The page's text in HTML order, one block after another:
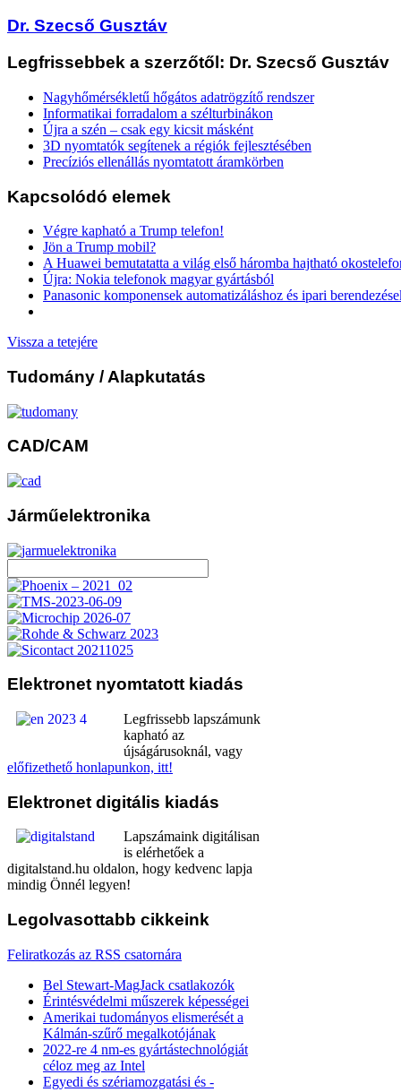
Dr. Szecső Gusztáv
Legfrissebbek a szerzőtől: Dr. Szecső Gusztáv
Nagyhőmérsékletű hőgátos adatrögzítő rendszer
Informatikai forradalom a szélturbinákon
Újra a szén – csak egy kicsit másként
3D nyomtatók segítenek a régiók fejlesztésében
Precíziós ellenállás nyomtatott áramkörben
Kapcsolódó elemek
Végre kapható a Trump telefon!
Jön a Trump mobil?
A Huawei bemutatatta a világ első háromba hajtható
Újra: Nokia telefonok magyar gyártásból
Panasonic komponensek automatizáláshoz és ipari
Vissza a tetejére
Tudomány / Alapkutatás
CAD/CAM
Járműelektronika
Elektronet nyomtatott kiadás
Legfrissebb lapszámunk
kapható az
újságárusoknál, vagy
előfizethető honlapunkon, itt!
Elektronet digitális kiadás
Lapszámaink digitálisan
is elérhetőek a
digitalstand.hu oldalon, hogy kedvenc lapja
mindig Önnél legyen!
Legolvasottabb cikkeink
Feliratkozás az RSS csatornára
Bel Stewart-MagJack csatlakozók
Érintésvédelmi műszerek képességei
Amerikai tudományos elismerését a
Kálmán-szűrő megalkotójának
2022-re 4 nm-es gyártástechnológiát
céloz meg az Intel
Egyedi és szériamozgatási és -